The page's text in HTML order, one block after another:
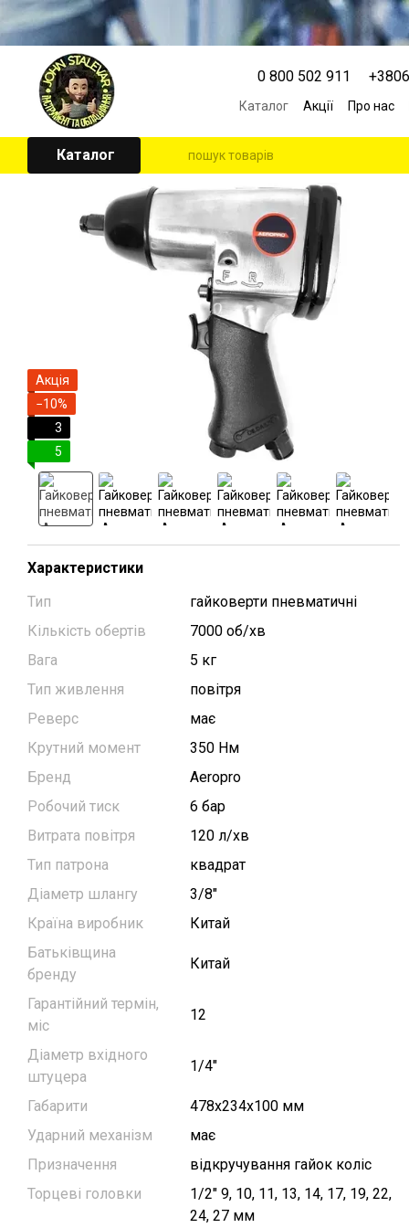
Перейти к основному контенту
0 800 502 911
Каталог Акції Про нас
Каталог
Акція
−10%
3
5
Характеристики
Тип
гайковерти пневматичні
Кількість обертів
7000 об/хв
Вага
5 кг
Тип живлення
повітря
Реверс
має
Крутний момент
350 Нм
Бренд
Aeropro
Робочий тиск
6 бар
Витрата повітря
120 л/хв
Тип патрона
квадрат
Діаметр шлангу
3/8"
Країна виробник
Китай
Батьківщина
бренду
Китай
Гарантійний термін,
міс
12
Діаметр вхідного
штуцера
1/4"
Габарити
478х234х100 мм
Ударний механізм
має
Призначення
відкручування гайок коліс
Торцеві головки
1/2" 9, 10, 11, 13, 14, 17, 19, 22,
24, 27 мм